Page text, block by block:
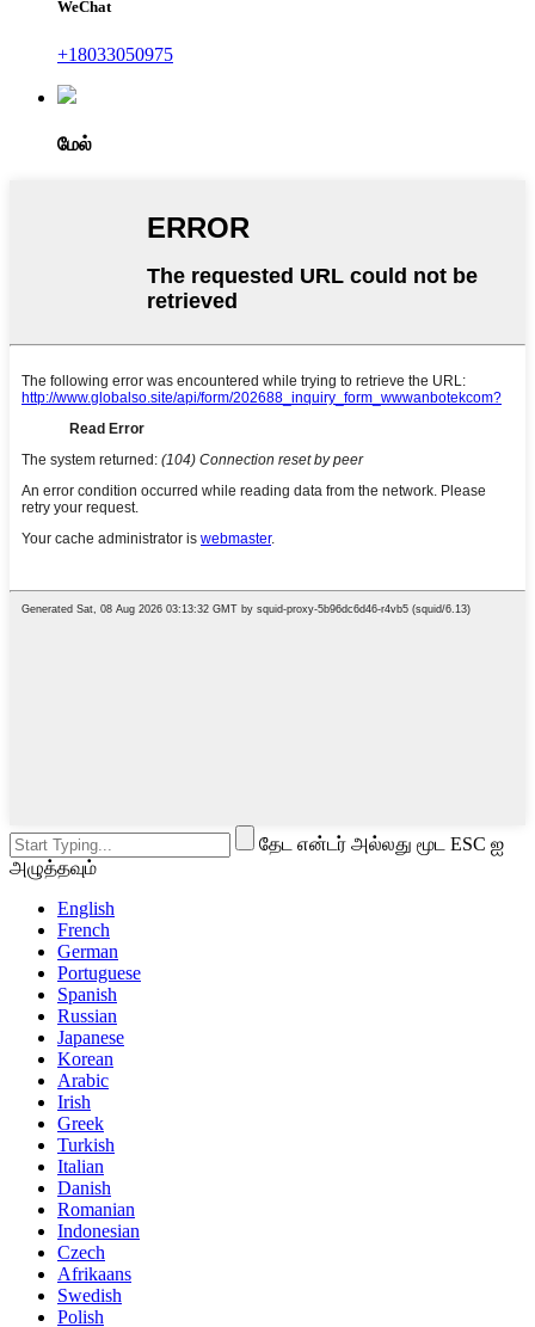
WeChat
+18033050975
மேல்
தேட என்டர் அல்லது மூட ESC ஐ
அழுத்தவும்
English
French
German
Portuguese
Spanish
Russian
Japanese
Korean
Arabic
Irish
Greek
Turkish
Italian
Danish
Romanian
Indonesian
Czech
Afrikaans
Swedish
Polish